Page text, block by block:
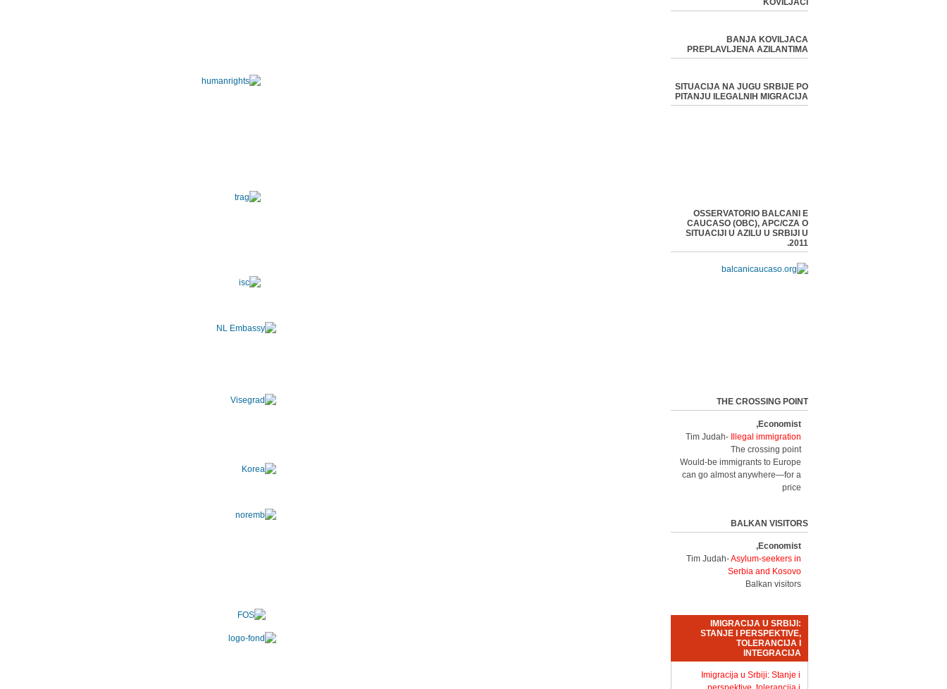
KOVILJAČI
BANJA KOVILJACA
PREPLAVLJENA AZILANTIMA
SITUACIJA NA JUGU SRBIJE PO
PITANJU ILEGALNIH MIGRACIJA
OSSERVATORIO BALCANI E
CAUCASO (OBC), APC/CZA O
SITUACIJI U AZILU U SRBIJI U
2011.
THE CROSSING POINT
Economist,
Tim Judah-
Illegal immigration
The crossing point
Would-be immigrants to Europe
can go almost anywhere—for a
price
BALKAN VISITORS
Economist,
Tim Judah-Asylum-seekers in
Serbia and Kosovo
Balkan visitors
IMIGRACIJA U SRBIJI:
STANJE I PERSPEKTIVE,
TOLERANCIJA I
INTEGRACIJA
Imigracija u Srbiji: Stanje i